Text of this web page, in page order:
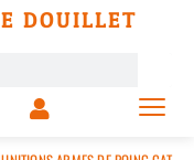
DOUILLET